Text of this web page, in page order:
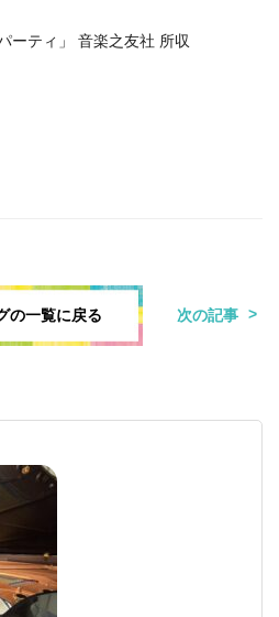
ーティ」 音楽之友社 所収
の一覧に戻る 次の記事